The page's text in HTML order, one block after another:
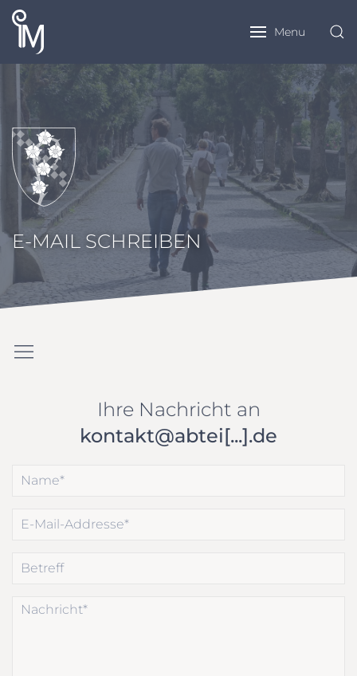
Menu
E-MAIL SCHREIBEN
Ihre Nachricht an
kontakt@abtei[...].de